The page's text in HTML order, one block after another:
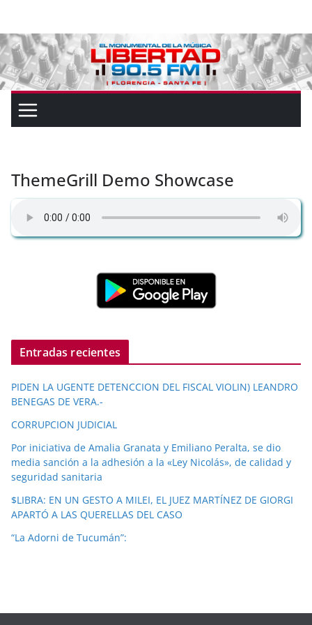
ThemeGrill Demo Showcase
Entradas recientes
PIDEN LA UGENTE DETENCCION DEL FISCAL VIOLIN) LEANDRO
BENEGAS DE VERA.-
CORRUPCION JUDICIAL
Por iniciativa de Amalia Granata y Emiliano Peralta, se dio
media sanción a la adhesión a la «Ley Nicolás», de calidad y
seguridad sanitaria
$LIBRA: EN UN GESTO A MILEI, EL JUEZ MARTÍNEZ DE GIORGI
APARTÓ A LAS QUERELLAS DEL CASO
“La Adorni de Tucumán”: